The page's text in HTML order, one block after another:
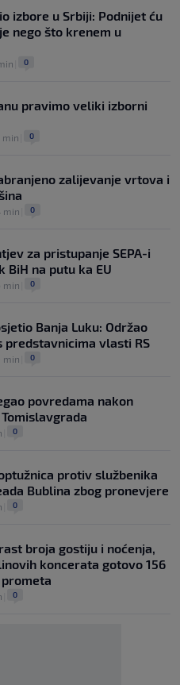
Santiago Bernabeu
0
izbore u Srbiji: Podnijet ću
nego što krenem u
0
pravimo veliki izborni
min 0
zalijevanje vrtova i
min 0
za pristupanje SEPA-i
BiH na putu ka EU
min 0
Banja Luku: Održao
predstavnicima vlasti RS
min 0
povredama nakon
0
protiv službenika
Bublina zbog pronevjere
0
broja gostiju i noćenja,
koncerata gotovo 156
0